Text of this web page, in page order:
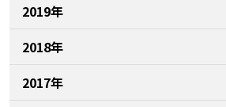
2019年
2018年
2017年